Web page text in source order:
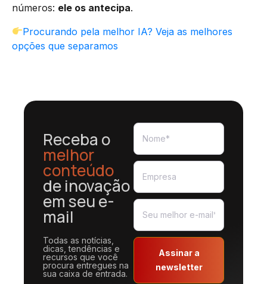
números: ele os antecipa.
Procurando pela melhor IA? Veja as melhores
opções que separamos
Receba o
melhor
conteúdo
de inovação
em seu e-
mail
Todas as notícias,
dicas, tendências e
recursos que você
procura entregues na
sua caixa de entrada.
Assinar a
newsletter